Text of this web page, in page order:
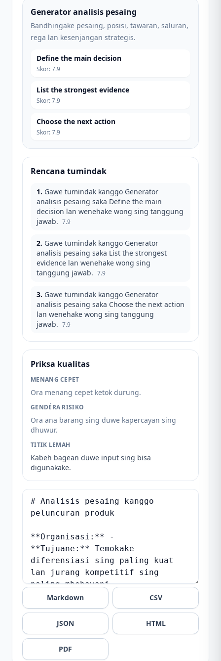
Generator analisis pesaing
Bandhingake pesaing, posisi, tawaran, saluran,
rega lan kesenjangan strategis.
Define the main decision
Skor:7.9
List the strongest evidence
Skor:7.9
Choose the next action
Skor:7.9
Rencana tumindak
1. Gawe tumindak kanggo Generator
analisis pesaing saka Define the main
decision lan wenehake wong sing tanggung
jawab. 7.9
2. Gawe tumindak kanggo Generator
analisis pesaing saka List the strongest
evidence lan wenehake wong sing
tanggung jawab. 7.9
3. Gawe tumindak kanggo Generator
analisis pesaing saka Choose the next action
lan wenehake wong sing tanggung
jawab. 7.9
Priksa kualitas
MENANG CEPET
Ora menang cepet ketok durung.
GENDÉRA RISIKO
Ora ana barang sing duwe kapercayan sing
dhuwur.
TITIK LEMAH
Kabeh bagean duwe input sing bisa
digunakake.
Markdown CSV
JSON HTML
PDF